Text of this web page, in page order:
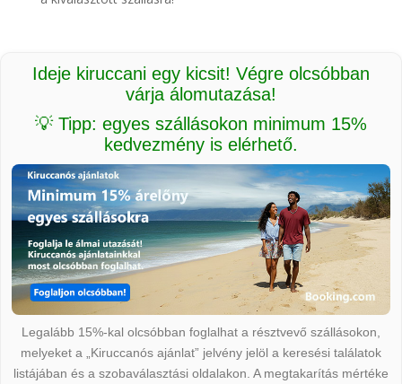
Ideje kiruccani egy kicsit! Végre olcsóbban
várja álomutazása!
💡 Tipp: egyes szállásokon minimum 15%
kedvezmény is elérhető.
Legalább 15%-kal olcsóbban foglalhat a résztvevő szállásokon,
melyeket a „Kiruccanós ajánlat” jelvény jelöl a keresési találatok
listájában és a szobaválasztási oldalakon. A megtakarítás mértéke